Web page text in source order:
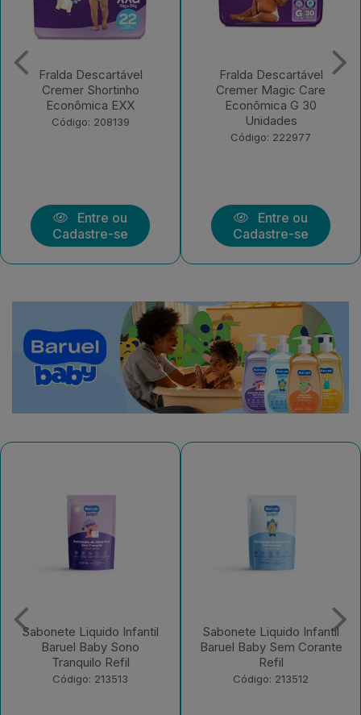
Fralda Descartável
Cremer Shortinho
Econômica EXX
Código: 208139
Entre ou
Cadastre-se
Fralda Descartável
Cremer Magic Care
Econômica G 30
Unidades
Código: 222977
Entre ou
Cadastre-se
Sabonete Liquido Infantil
Baruel Baby Sono
Tranquilo Refil
Código: 213513
Sabonete Liquido Infantil
Baruel Baby Sem Corante
Refil
Código: 213512